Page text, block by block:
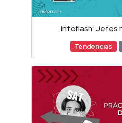
Infoflash: Jefes
Tendencias